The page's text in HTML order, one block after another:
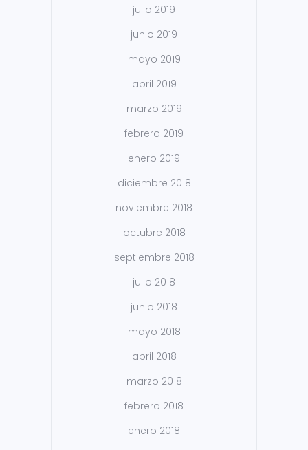
julio 2019
junio 2019
mayo 2019
abril 2019
marzo 2019
febrero 2019
enero 2019
diciembre 2018
noviembre 2018
octubre 2018
septiembre 2018
julio 2018
junio 2018
mayo 2018
abril 2018
marzo 2018
febrero 2018
enero 2018